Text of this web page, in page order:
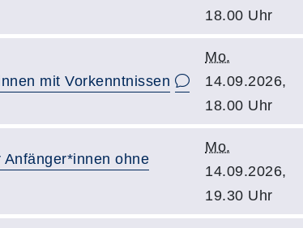
18.00 Uhr
mit Vorkenntnissen
Mo.
14.09.2026,
18.00 Uhr
ohne
Mo.
14.09.2026,
19.30 Uhr